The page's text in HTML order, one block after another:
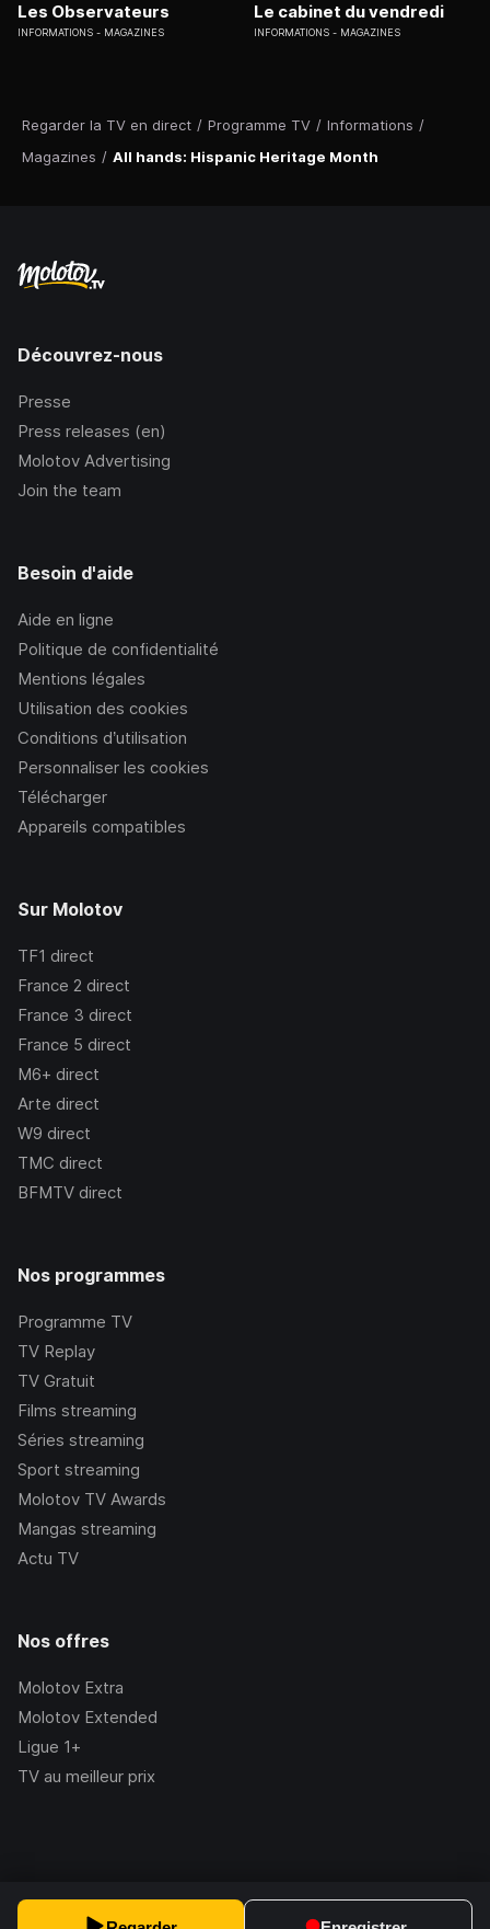
Regarder la TV en direct / Programme TV / Informations /
Magazines / All hands: Hispanic Heritage Month
Les Observateurs
INFORMATIONS MAGAZINES
Le cabinet du vendredi
INFORMATIONS MAGAZINES
Découvrez-nous
Presse
Press releases (en)
Molotov Advertising
Join the team
Besoin d'aide
Aide en ligne
Politique de confidentialité
Mentions légales
Utilisation des cookies
Conditions d’utilisation
Personnaliser les cookies
Télécharger
Appareils compatibles
Sur Molotov
TF1 direct
France 2 direct
France 3 direct
France 5 direct
M6+ direct
Arte direct
W9 direct
TMC direct
BFMTV direct
Nos programmes
Programme TV
TV Replay
TV Gratuit
Films streaming
Séries streaming
Sport streaming
Molotov TV Awards
Mangas streaming
Actu TV
Nos offres
Molotov Extra
Molotov Extended
Ligue 1+
TV au meilleur prix
2.228.1